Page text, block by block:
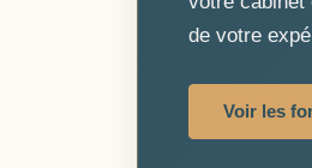
de votre
Voir les